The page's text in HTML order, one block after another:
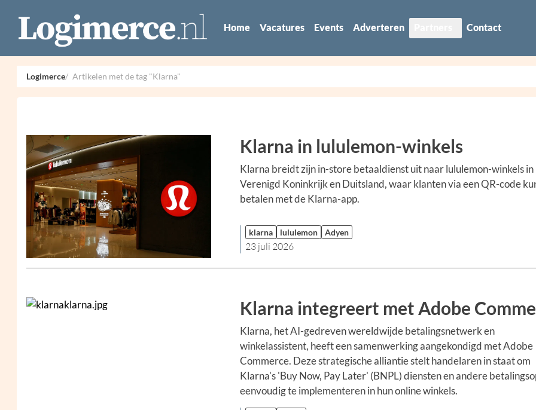
Home Vacatures Events Adverteren Contact
Logimerce Artikelen met de tag "Klarna"
Klarna in lululemon-winkels
Klarna breidt zijn in-store betaaldienst uit naar lululemon-winkels in
Verenigd Koninkrijk en Duitsland, waar klanten via een QR-code
betalen met de Klarna-app.
klarna lululemon Adyen
23 juli 2026
Klarna integreert met Adobe
Klarna, het AI-gedreven wereldwijde betalingsnetwerk en
winkelassistent, heeft een samenwerking aangekondigd met Adobe
Commerce. Deze strategische alliantie stelt handelaren in staat om
Klarna's 'Buy Now, Pay Later' (BNPL) diensten en andere
eenvoudig te implementeren in hun online winkels.